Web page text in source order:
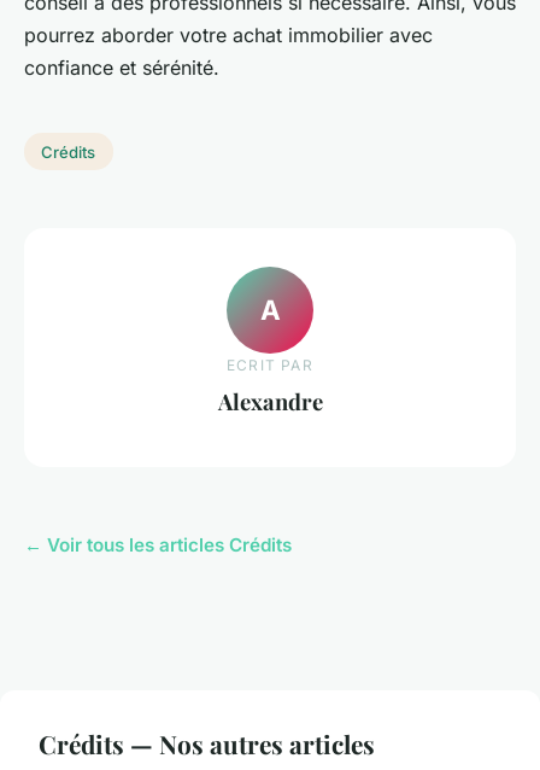
pourrez aborder votre achat immobilier avec
confiance et sérénité.
Crédits
A
ECRIT PAR
Alexandre
← Voir tous les articles Crédits
Crédits — Nos autres articles